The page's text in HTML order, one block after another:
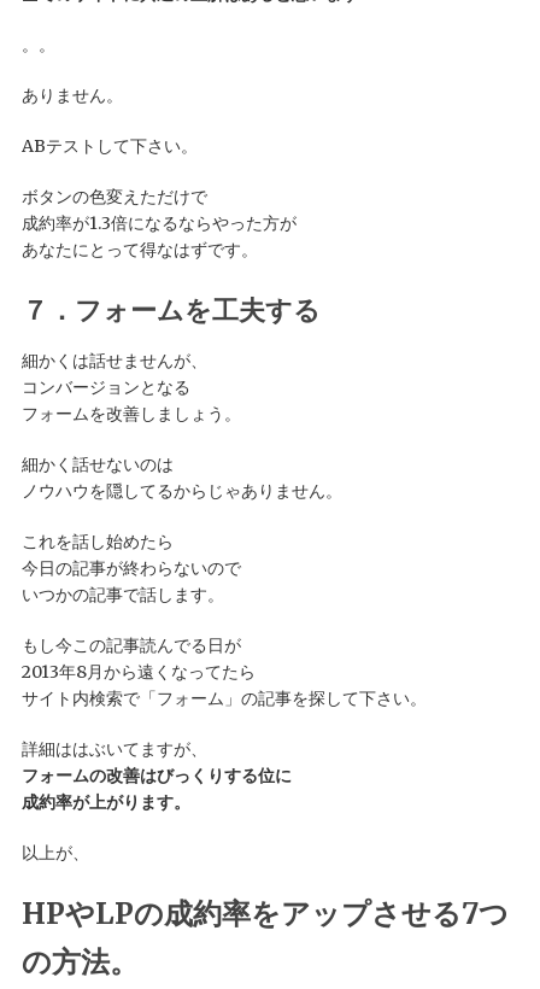
。。
ありません。
ABテストして下さい。
ボタンの色変えただけで
成約率が1.3倍になるならやった方が
あなたにとって得なはずです。
７．フォームを工夫する
細かくは話せませんが、
コンバージョンとなる
フォームを改善しましょう。
細かく話せないのは
ノウハウを隠してるからじゃありません。
これを話し始めたら
今日の記事が終わらないので
いつかの記事で話します。
もし今この記事読んでる日が
2013年8月から遠くなってたら
サイト内検索で「フォーム」の記事を探して下さい。
詳細ははぶいてますが、
フォームの改善はびっくりする位に
成約率が上がります。
以上が、
HPやLPの成約率をアップさせる7つ
の方法。